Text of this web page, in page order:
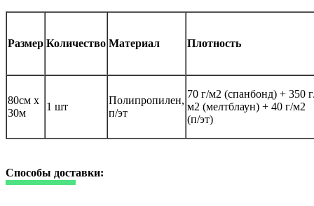
Размер Количество Материал Плотность
80см х
30м
1 шт
Полипропилен,
п/эт
70 г/м2 (спанбонд) + 350
м2 (мелтблаун) + 40 г/м2
(п/эт)
Способы доставки: